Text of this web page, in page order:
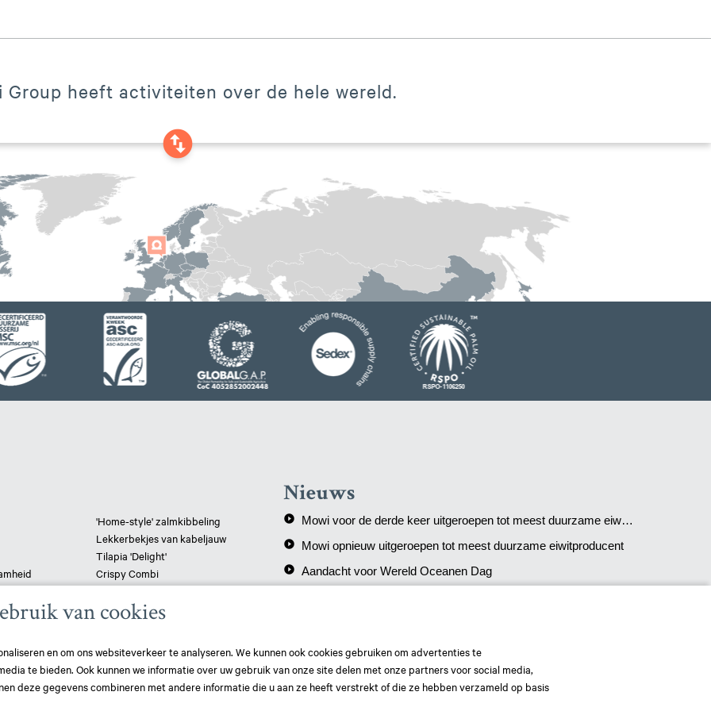
Group heeft activiteiten over de hele wereld.
swap_vertical_circle
'Home-style' zalmkibbeling
Lekkerbekjes van kabeljauw
Tilapia 'Delight'
Crispy Combi
Koolvis met tapenade
Gepaneerde schelvis
Nieuws
play_circle_filled Mowi voor de derde keer uitgeroepen tot meest duurzame eiwitproducent!
play_circle_filled Mowi opnieuw uitgeroepen tot meest duurzame eiwitproducent
play_circle_filled Aandacht voor Wereld Oceanen Dag
van cookies
en om ons websiteverkeer te analyseren. We kunnen ook cookies gebruiken om advertenties te
te bieden. Ook kunnen we informatie over uw gebruik van onze site delen met onze partners voor social media,
deze gegevens combineren met andere informatie die u aan ze heeft verstrekt of die ze hebben verzameld op basis